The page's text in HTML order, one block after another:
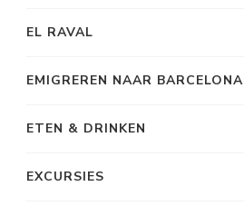
EL RAVAL
EMIGREREN NAAR BARCELONA
ETEN & DRINKEN
EXCURSIES